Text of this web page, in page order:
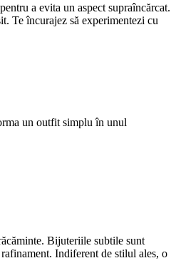
a evita un aspect supraîncărcat.
Te încurajez să experimentezi cu
un outfit simplu în unul
Bijuteriile subtile sunt
Indiferent de stilul ales, o